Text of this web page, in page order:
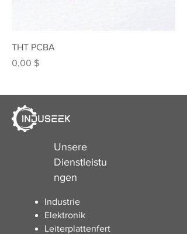
THT PCBA
Preis
0,00 $
Unsere
Dienstleistu
ngen
Industrie
Elektronik
Leiterplattenfert